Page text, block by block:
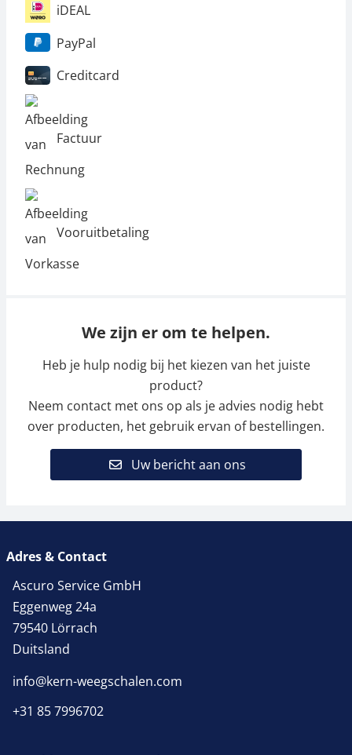
iDEAL
PayPal
Creditcard
Factuur
Vooruitbetaling
We zijn er om te helpen.
Heb je hulp nodig bij het kiezen van het juiste
product?
Neem contact met ons op als je advies nodig hebt
over producten, het gebruik ervan of bestellingen.
Uw bericht aan ons
Adres & Contact
Ascuro Service GmbH
Eggenweg 24a
79540 Lörrach
Duitsland
info@kern-weegschalen.com
+31 85 7996702